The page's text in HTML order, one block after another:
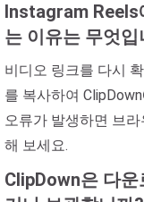
Instagram Reels
는 이유는 무엇입
비디오 링크를 다시
를 복사하여
오류가 발생하면 브
해 보세요.
ClipDown은 다